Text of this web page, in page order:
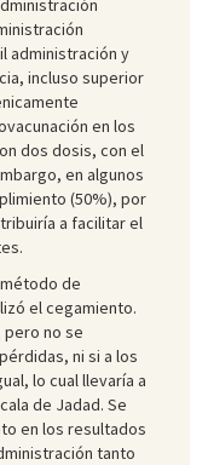
administración y
incluso superior
en los
dos dosis, con el
en algunos
(50%), por
a facilitar el
de
el cegamiento.
pero no se
ni si a los
lo cual llevaría a
de Jadad. Se
en los resultados
tanto